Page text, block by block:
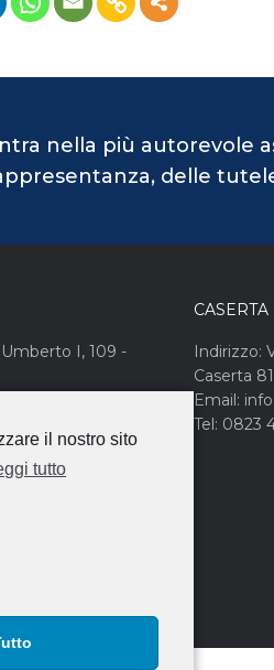
il nostro sito
tutto
nella più autorevole
delle
Umberto I, 109 -
CASERTA
Indirizzo:
Caserta
Email:
Tel: 0823